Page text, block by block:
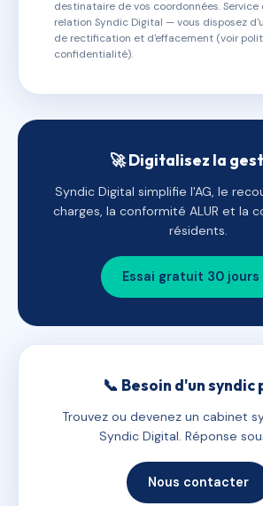
destinataire de vos coordonnées. Service
relation Syndic Digital — vous disposez
de rectification et d'effacement (voir
confidentialité).
🚀 Digitalisez la
Syndic Digital simplifie l'AG, le
charges, la conformité ALUR et la
résidents.
Essai gratuit 30
📞 Besoin d'un syndic
Trouvez ou devenez un cabinet
Syndic Digital. Réponse
Nous contacter